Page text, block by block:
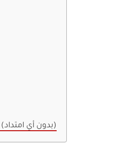
استخدام ميزة وضع عدم الاتصال بالإنترنت Gmail (بدون أي امتداد)